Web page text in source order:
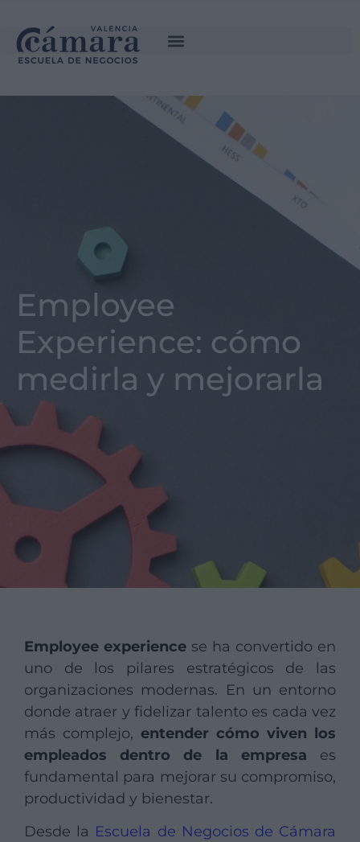
Employee
Experience: cómo
medirla y mejorarla
Employee experience se ha convertido en
uno de los pilares estratégicos de las
organizaciones modernas. En un entorno
donde atraer y fidelizar talento es cada vez
más complejo, entender cómo viven los
empleados dentro de la empresa es
fundamental para mejorar su compromiso,
productividad y bienestar.
Desde la Escuela de Negocios de Cámara